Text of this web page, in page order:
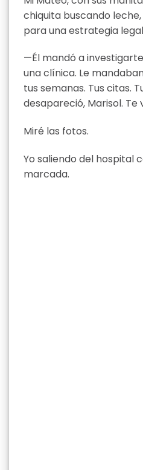
chiquita buscando
para una estrategia
—Él mandó a
una clínica. Le
tus semanas. Tus citas.
desapareció, Marisol. Te
Miré las fotos.
Yo saliendo del hospital
marcada.